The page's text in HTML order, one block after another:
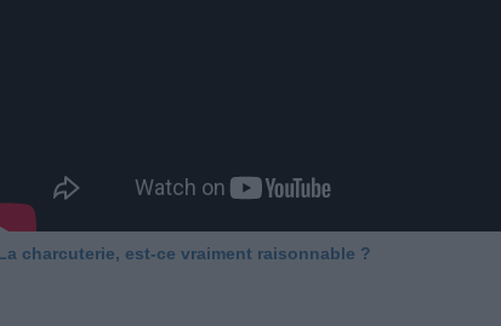
charcuterie, est-ce vraiment raisonnable ?